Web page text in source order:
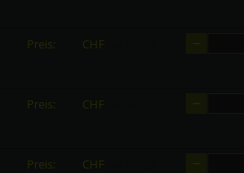
Preis: CHF
Preis: CHF
Preis: CHF